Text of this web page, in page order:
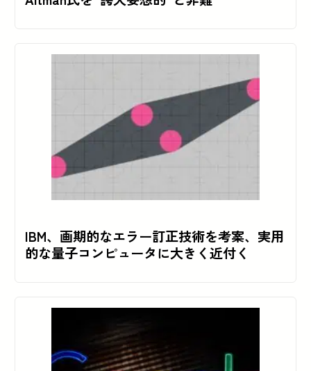
IBM、画期的なエラー訂正技術を考案、実用
的な量子コンピュータに大きく近付く